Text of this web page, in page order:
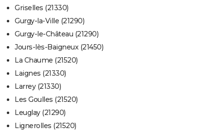
Griselles (21330)
Gurgy-la-Ville (21290)
Gurgy-le-Château (21290)
Jours-lès-Baigneux (21450)
La Chaume (21520)
Laignes (21330)
Larrey (21330)
Les Goulles (21520)
Leuglay (21290)
Lignerolles (21520)